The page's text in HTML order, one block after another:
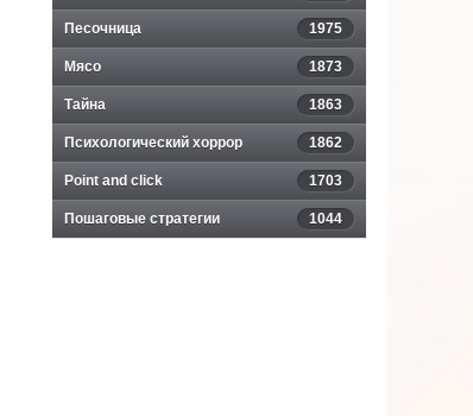
Песочница 1975
Мясо 1873
Тайна 1863
Психологический хоррор 1862
Point and click 1703
Пошаговые стратегии 1044